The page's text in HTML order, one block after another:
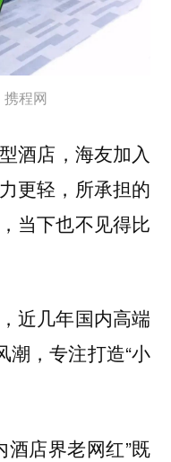
程网
酒店，海友加入
更轻，所承担的
当下也不见得比
近几年国内高端
潮，专注打造“小
酒店界老网红”既